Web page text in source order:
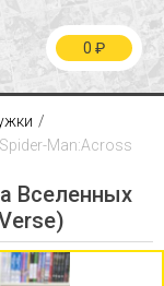
0 ₽
Man:Across
Вселенных